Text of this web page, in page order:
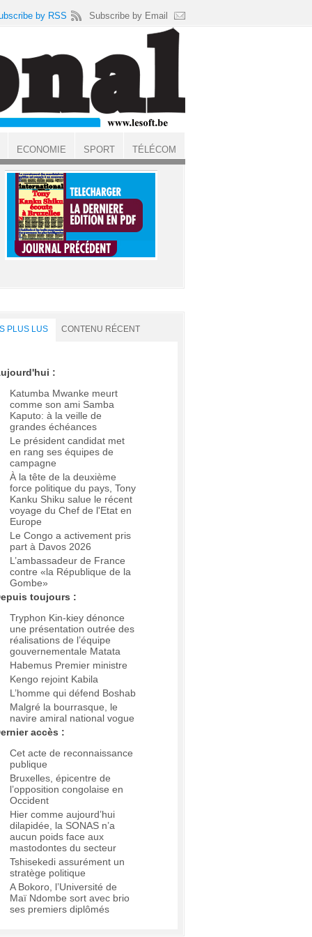
PLUS LUS CONTENU RÉCENT
:
Katumba Mwanke meurt
comme son ami Samba
Kaputo: à la veille de
grandes échéances
Le président candidat met
en rang ses équipes de
campagne
À la tête de la deuxième
force politique du pays, Tony
Kanku Shiku salue le récent
voyage du Chef de l'Etat en
Europe
Le Congo a activement pris
part à Davos 2026
L’ambassadeur de France
contre «la République de la
Gombe»
toujours :
Tryphon Kin-kiey dénonce
une présentation outrée des
réalisations de l’équipe
gouvernementale Matata
Habemus Premier ministre
Kengo rejoint Kabila
L’homme qui défend Boshab
Malgré la bourrasque, le
navire amiral national vogue
accès :
Cet acte de reconnaissance
publique
Bruxelles, épicentre de
l’opposition congolaise en
Occident
Hier comme aujourd’hui
dilapidée, la SONAS n’a
aucun poids face aux
mastodontes du secteur
Tshisekedi assurément un
stratège politique
A Bokoro, l’Université de
Maï Ndombe sort avec brio
ses premiers diplômés
by RSS Subscribe by Email
ECONOMIE SPORT TÉLÉCOM